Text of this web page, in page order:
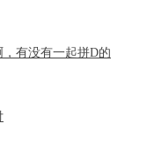
有没有一起拼D的